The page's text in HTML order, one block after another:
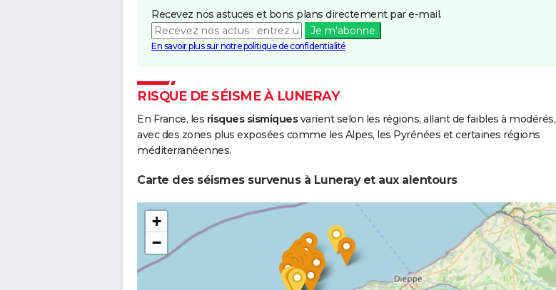
Recevez nos astuces et bons plans directement par e-mail.
Je m'abonne
En savoir plus sur notre politique de confidentialité
RISQUE DE SÉISME À LUNERAY
En France, les risques sismiquesvarient selon les régions, allant de faibles à modérés,
avec des zones plus exposées comme les Alpes, les Pyrénées et certaines régions
méditerranéennes.
Carte des séismes survenus à Luneray et aux alentours
+
−